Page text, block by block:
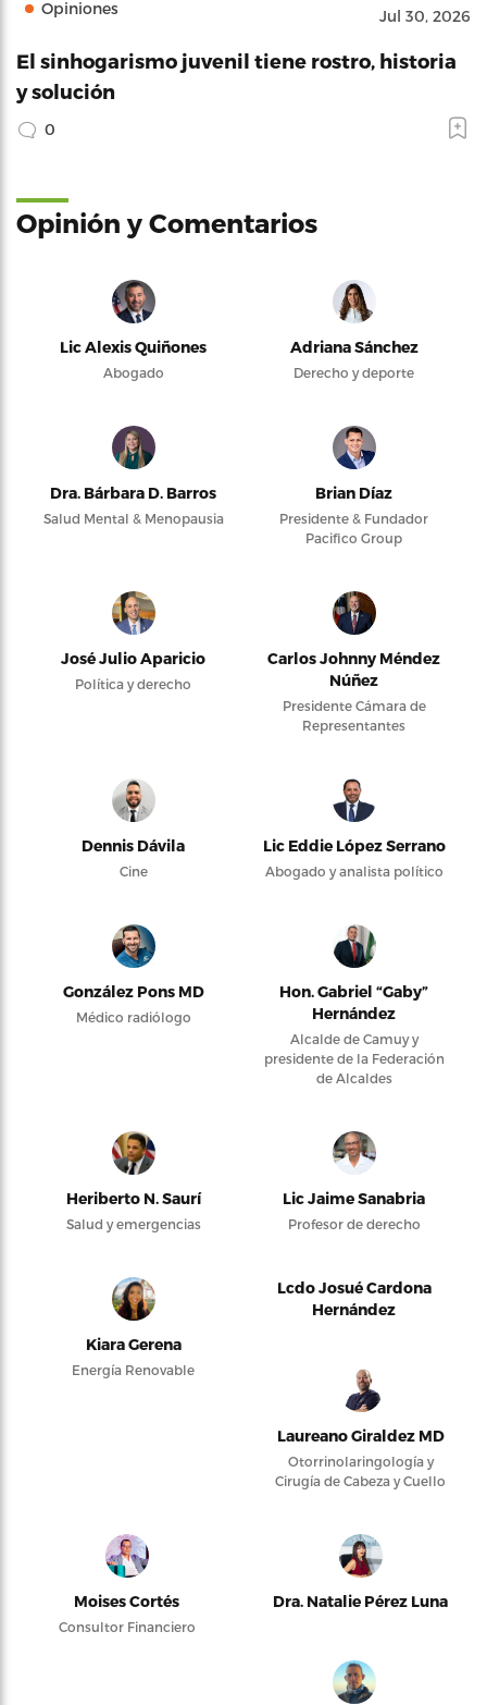
Opiniones Jul 30, 2026
El sinhogarismo juvenil tiene rostro, historia
y solución
0
Opinión y Comentarios
Lic Alexis Quiñones
Abogado
Adriana Sánchez
Derecho y deporte
Dra. Bárbara D. Barros
Salud Mental & Menopausia
Brian Díaz
Presidente & Fundador
Pacifico Group
José Julio Aparicio
Política y derecho
Carlos Johnny Méndez
Núñez
Presidente Cámara de
Representantes
Dennis Dávila
Cine
Lic Eddie López Serrano
Abogado y analista político
González Pons MD
Médico radiólogo
Hon. Gabriel “Gaby”
Hernández
Alcalde de Camuy y
presidente de la Federación
de Alcaldes
Heriberto N. Saurí
Salud y emergencias
Lic Jaime Sanabria
Profesor de derecho
Kiara Gerena
Energía Renovable
Lcdo Josué Cardona
Hernández
Laureano Giraldez MD
Otorrinolaringología y
Cirugía de Cabeza y Cuello
Moises Cortés
Consultor Financiero
Dra. Natalie Pérez Luna